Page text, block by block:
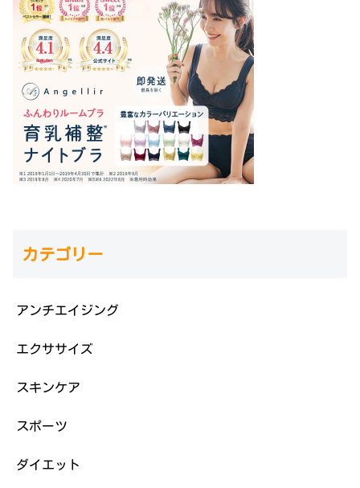
カテゴリー
アンチエイジング
エクササイズ
スキンケア
スポーツ
ダイエット